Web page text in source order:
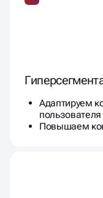
Адаптируем
пользователя
Повышаем